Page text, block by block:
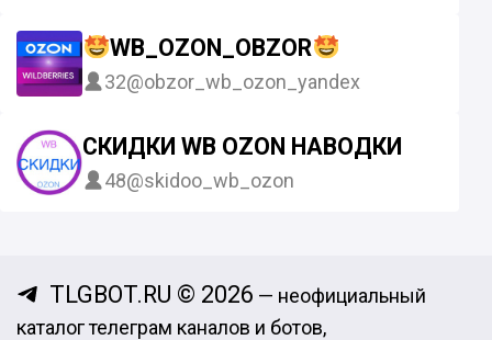
WB_OZON_OBZOR
32@obzor_wb_ozon_yandex
СКИДКИ WB OZON НАВОДКИ
48@skidoo_wb_ozon
TLGBOT.RU © 2026 — неофициальный
каталог телеграм каналов и ботов,